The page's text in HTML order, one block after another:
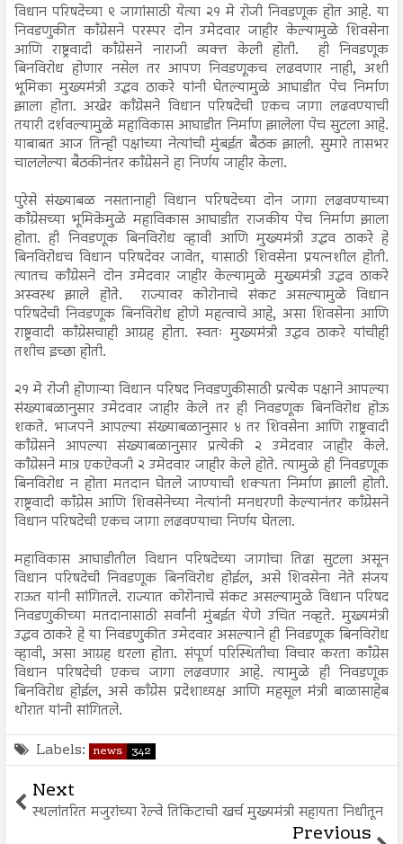
विधान परिषदेच्या ९ जागांसाठी येत्या २१ मे रोजी निवडणूक होत आहे. या
निवडणुकीत काँग्रेसने परस्पर दोन उमेदवार जाहीर केल्यामुळे शिवसेना
आणि राष्ट्रवादी काँग्रेसने नाराजी व्यक्त केली होती. ही निवडणूक
बिनविरोध होणार नसेल तर आपण निवडणूकच लढवणार नाही, अशी
भूमिका मुख्यमंत्री उद्धव ठाकरे यांनी घेतल्यामुळे आघाडीत पेच निर्माण
झाला होता. अखेर काँग्रेसने विधान परिषदेची एकच जागा लढवण्याची
तयारी दर्शवल्यामुळे महाविकास आघाडीत निर्माण झालेला पेच सुटला आहे.
याबाबत आज तिन्ही पक्षांच्या नेत्यांची मुंबईत बैठक झाली. सुमारे तासभर
चाललेल्या बैठकीनंतर काँग्रेसने हा निर्णय जाहीर केला.
पुरेसे संख्याबळ नसतानाही विधान परिषदेच्या दोन जागा लढवण्याच्या
काँग्रेसच्या भूमिकेमुळे महाविकास आघाडीत राजकीय पेच निर्माण झाला
होता. ही निवडणूक बिनविरोध व्हावी आणि मुख्यमंत्री उद्धव ठाकरे हे
बिनविरोधच विधान परिषदेवर जावेत, यासाठी शिवसेना प्रयत्नशील होती.
त्यातच काँग्रेसने दोन उमेदवार जाहीर केल्यामुळे मुख्यमंत्री उद्धव ठाकरे
अस्वस्थ झाले होते. राज्यावर कोरोनाचे संकट असल्यामुळे विधान
परिषदेची निवडणूक बिनविरोध होणे महत्वाचे आहे, असा शिवसेना आणि
राष्ट्रवादी काँग्रेसचाही आग्रह होता. स्वतः मुख्यमंत्री उद्धव ठाकरे यांचीही
तशीच इच्छा होती.
२१ मे रोजी होणाऱ्या विधान परिषद निवडणुकीसाठी प्रत्येक पक्षाने आपल्या
संख्याबळानुसार उमेदवार जाहीर केले तर ही निवडणूक बिनविरोध होऊ
शकते. भाजपने आपल्या संख्याबळानुसार ४ तर शिवसेना आणि राष्ट्रवादी
काँग्रेसने आपल्या संख्याबळानुसार प्रत्येकी २ उमेदवार जाहीर केले.
काँग्रेसने मात्र एकऐवजी २ उमेदवार जाहीर केले होते. त्यामुळे ही निवडणूक
बिनविरोध न होता मतदान घेतले जाण्याची शक्यता निर्माण झाली होती.
राष्ट्रवादी काँग्रेस आणि शिवसेनेच्या नेत्यांनी मनधरणी केल्यानंतर काँग्रेसने
विधान परिषदेची एकच जागा लढवण्याचा निर्णय घेतला.
महाविकास आघाडीतील विधान परिषदेच्या जागांचा तिढा सुटला असून
विधान परिषदेची निवडणूक बिनविरोध होईल, असे शिवसेना नेते संजय
राऊत यांनी सांगितले. राज्यात कोरोनाचे संकट असल्यामुळे विधान परिषद
निवडणुकीच्या मतदानासाठी सर्वांनी मुंबईत येणे उचित नव्हते. मुख्यमंत्री
उद्धव ठाकरे हे या निवडणुकीत उमेदवार असल्याने ही निवडणूक बिनविरोध
व्हावी, असा आग्रह धरला होता. संपूर्ण परिस्थितीचा विचार करता काँग्रेस
विधान परिषदेची एकच जागा लढवणार आहे. त्यामुळे ही निवडणूक
बिनविरोध होईल, असे काँग्रेस प्रदेशाध्यक्ष आणि महसूल मंत्री बाळासाहेब
थोरात यांनी सांगितले.
Labels: news 342
Next
स्थलांतरित मजुरांच्या रेल्वे तिकिटाची खर्च मुख्यमंत्री सहायता निधीतून
Previous